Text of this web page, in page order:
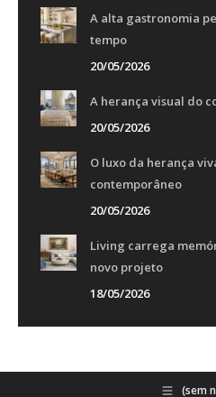
A alta gastronomia
tempo
20/05/2026
A herança visual do
20/05/2026
O luxo da herança
contemporâneo
20/05/2026
Living carrega
novo projeto
18/05/2026
(sem